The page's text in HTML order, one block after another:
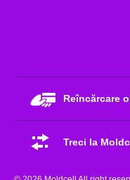
Reîncărcare
Treci la